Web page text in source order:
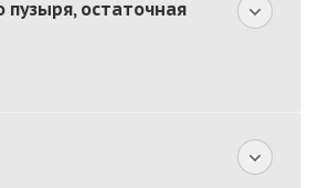
пузыря, остаточная